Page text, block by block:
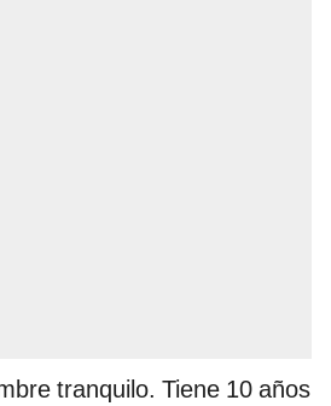
tranquilo. Tiene 10 años